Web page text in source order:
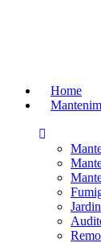
Home